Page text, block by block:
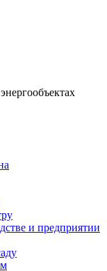
и предприятии